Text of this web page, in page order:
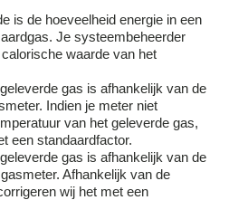
is de hoeveelheid energie in een
Je systeembeheerder
waarde van het
gas is afhankelijk van de
Indien je meter niet
van het geleverde gas,
een standaardfactor.
gas is afhankelijk van de
Afhankelijk van de
wij het met een